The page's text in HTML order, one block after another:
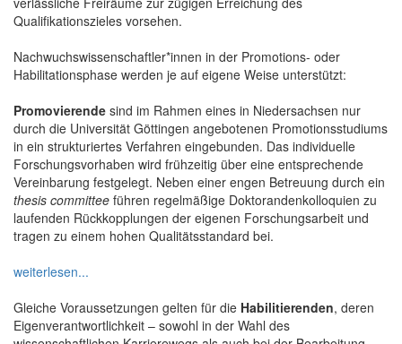
Qualifikationszieles vorsehen.
Nachwuchswissenschaftler*innen in der Promotions- oder
Habilitationsphase werden je auf eigene Weise unterstützt:
Promovierende sind im Rahmen eines in Niedersachsen nur
durch die Universität Göttingen angebotenen Promotionsstudiums
in ein strukturiertes Verfahren eingebunden. Das individuelle
Forschungsvorhaben wird frühzeitig über eine entsprechende
Vereinbarung festgelegt. Neben einer engen Betreuung durch ein
thesis committee führen regelmäßige Doktorandenkolloquien zu
laufenden Rückkopplungen der eigenen Forschungsarbeit und
tragen zu einem hohen Qualitätsstandard bei.
weiterlesen...
Gleiche Voraussetzungen gelten für die Habilitierenden, deren
Eigenverantwortlichkeit – sowohl in der Wahl des